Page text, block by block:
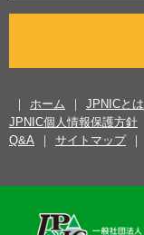
ホーム JPNICとは
JPNIC個人情報保護方針
Q&A
サイトマップ